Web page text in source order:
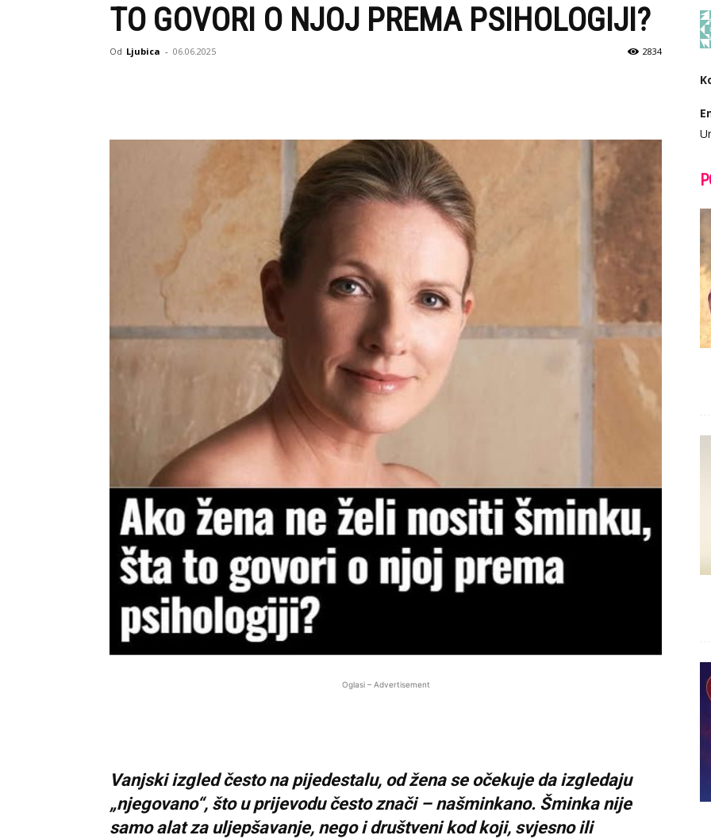
TO GOVORI O NJOJ PREMA PSIHOLOGIJI?
Od Ljubica - 06.06.2025 2834
Oglasi – Advertisement
Vanjski izgled često na pijedestalu, od žena se očekuje da izgledaju
„njegovano“, što u prijevodu često znači – našminkano. Šminka nije
samo alat za uljepšavanje, nego i društveni kod koji, svjesno ili